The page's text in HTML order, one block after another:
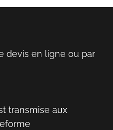
devis en ligne ou par
transmise aux